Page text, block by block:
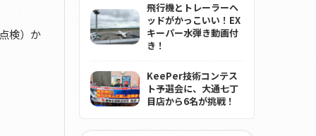
検）か
飛行機とトレーラーヘ
ッドがかっこいい！EX
キーパー水弾き動画付
き！
KeePer技術コンテス
ト予選会に、大通七丁
目店から6名が挑戦！